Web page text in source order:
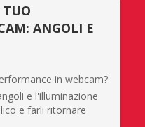
ANGOLI E
in webcam?
e l'illuminazione
e farli ritornare